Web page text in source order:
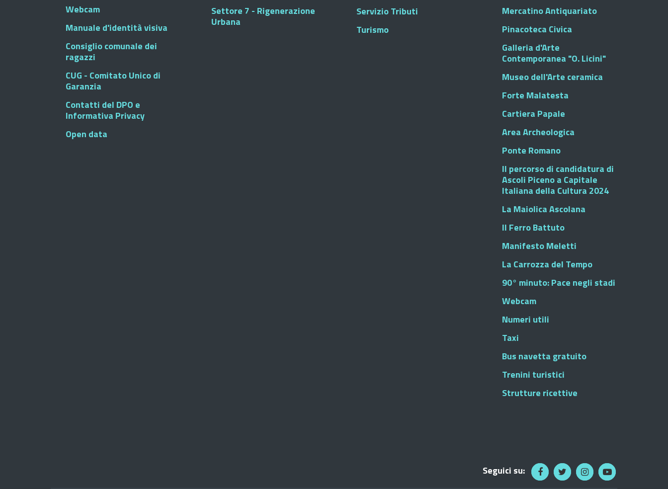
Webcam
Manuale d'identità visiva
Consiglio comunale dei
ragazzi
CUG - Comitato Unico di
Garanzia
Contatti del DPO e
Informativa Privacy
Open data
Settore 7 - Rigenerazione
Urbana
Servizio Tributi
Turismo
Mercatino Antiquariato
Pinacoteca Civica
Galleria d'Arte
Contemporanea "O. Licini"
Museo dell'Arte ceramica
Forte Malatesta
Cartiera Papale
Area Archeologica
Ponte Romano
Il percorso di candidatura di
Ascoli Piceno a Capitale
Italiana della Cultura 2024
La Maiolica Ascolana
Il Ferro Battuto
Manifesto Meletti
La Carrozza del Tempo
90° minuto: Pace negli stadi
Webcam
Numeri utili
Taxi
Bus navetta gratuito
Trenini turistici
Strutture ricettive
Seguici su: